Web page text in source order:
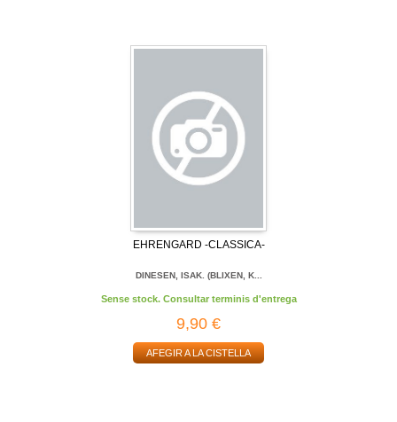
EHRENGARD -CLASSICA-
DINESEN, ISAK. (BLIXEN, K...
Sense stock. Consultar terminis d'entrega
9,90 €
AFEGIR A LA CISTELLA